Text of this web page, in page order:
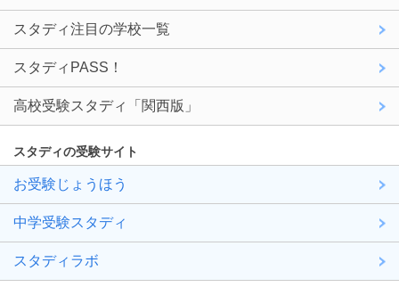
スタディ注目の学校一覧
スタディPASS！
高校受験スタディ「関西版」
スタディの受験サイト
お受験じょうほう
中学受験スタディ
スタディラボ